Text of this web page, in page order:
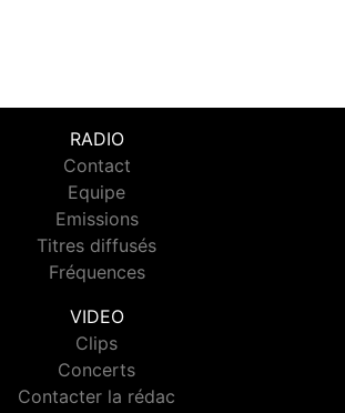
RADIO
Contact
Equipe
Emissions
Titres diffusés
Fréquences
VIDEO
Clips
Concerts
Contacter la rédac